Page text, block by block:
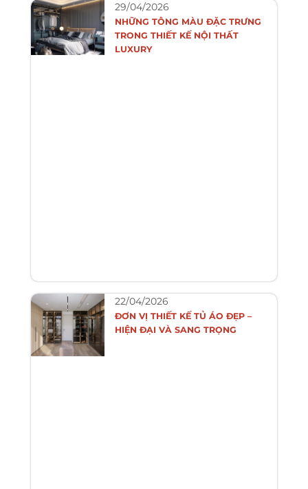
29/04/2026
NHỮNG TÔNG MÀU ĐẶC TRƯNG
TRONG THIẾT KẾ NỘI THẤT
LUXURY
22/04/2026
ĐƠN VỊ THIẾT KẾ TỦ ÁO ĐẸP –
HIỆN ĐẠI VÀ SANG TRỌNG